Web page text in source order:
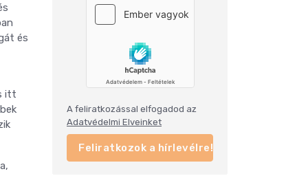
és
itt
A feliratkozással elfogadod az
Adatvédelmi Elveinket
Feliratkozok a hírlevélre!